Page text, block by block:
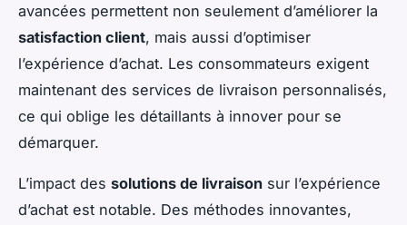
avancées permettent non seulement d’améliorer la
satisfaction client, mais aussi d’optimiser
l’expérience d’achat. Les consommateurs exigent
maintenant des services de livraison personnalisés,
ce qui oblige les détaillants à innover pour se
démarquer.
L’impact des solutions de livraison sur l’expérience
d’achat est notable. Des méthodes innovantes,